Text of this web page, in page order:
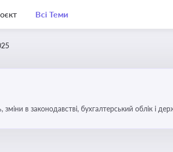
Всі Теми
в законодавстві, бухгалтерський облік і